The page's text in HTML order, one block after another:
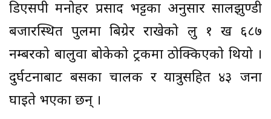
डिएसपी मनोहर प्रसाद भट्टका अनुसार सालझुण्डी
बजारस्थित पुलमा बिग्रेर राखेको लु १ ख ६८७
नम्बरको बालुवा बोकेको ट्रकमा ठोक्किएको थियो ।
दुर्घटनाबाट बसका चालक र यात्रुसहित ४३ जना
घाइते भएका छन् ।